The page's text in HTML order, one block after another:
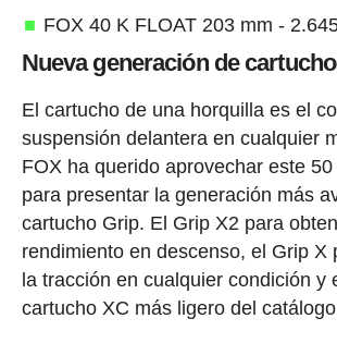
FOX 40 K FLOAT 203 mm -
Nueva generación de
El cartucho de una horquilla es el
suspensión delantera en cualquier
FOX ha querido aprovechar este
para presentar la generación más
cartucho Grip. El Grip X2 para
rendimiento en descenso, el Grip X
la tracción en cualquier condición y
cartucho XC más ligero del